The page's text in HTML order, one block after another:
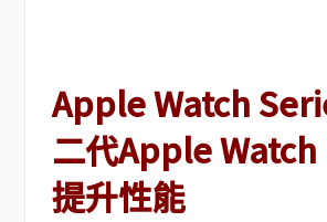
Apple Watch
二代Apple
提升性能